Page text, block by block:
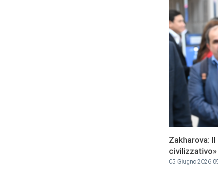
Zakharova:
civilizzativo»
05 Giugno 2026